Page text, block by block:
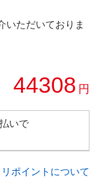
いただいておりま
44308 円
いで
リポイントについて